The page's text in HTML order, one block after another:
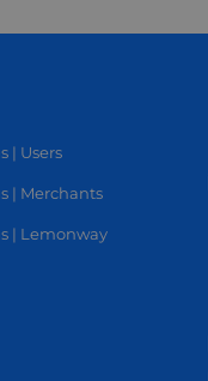
| Users
| Merchants
| Lemonway